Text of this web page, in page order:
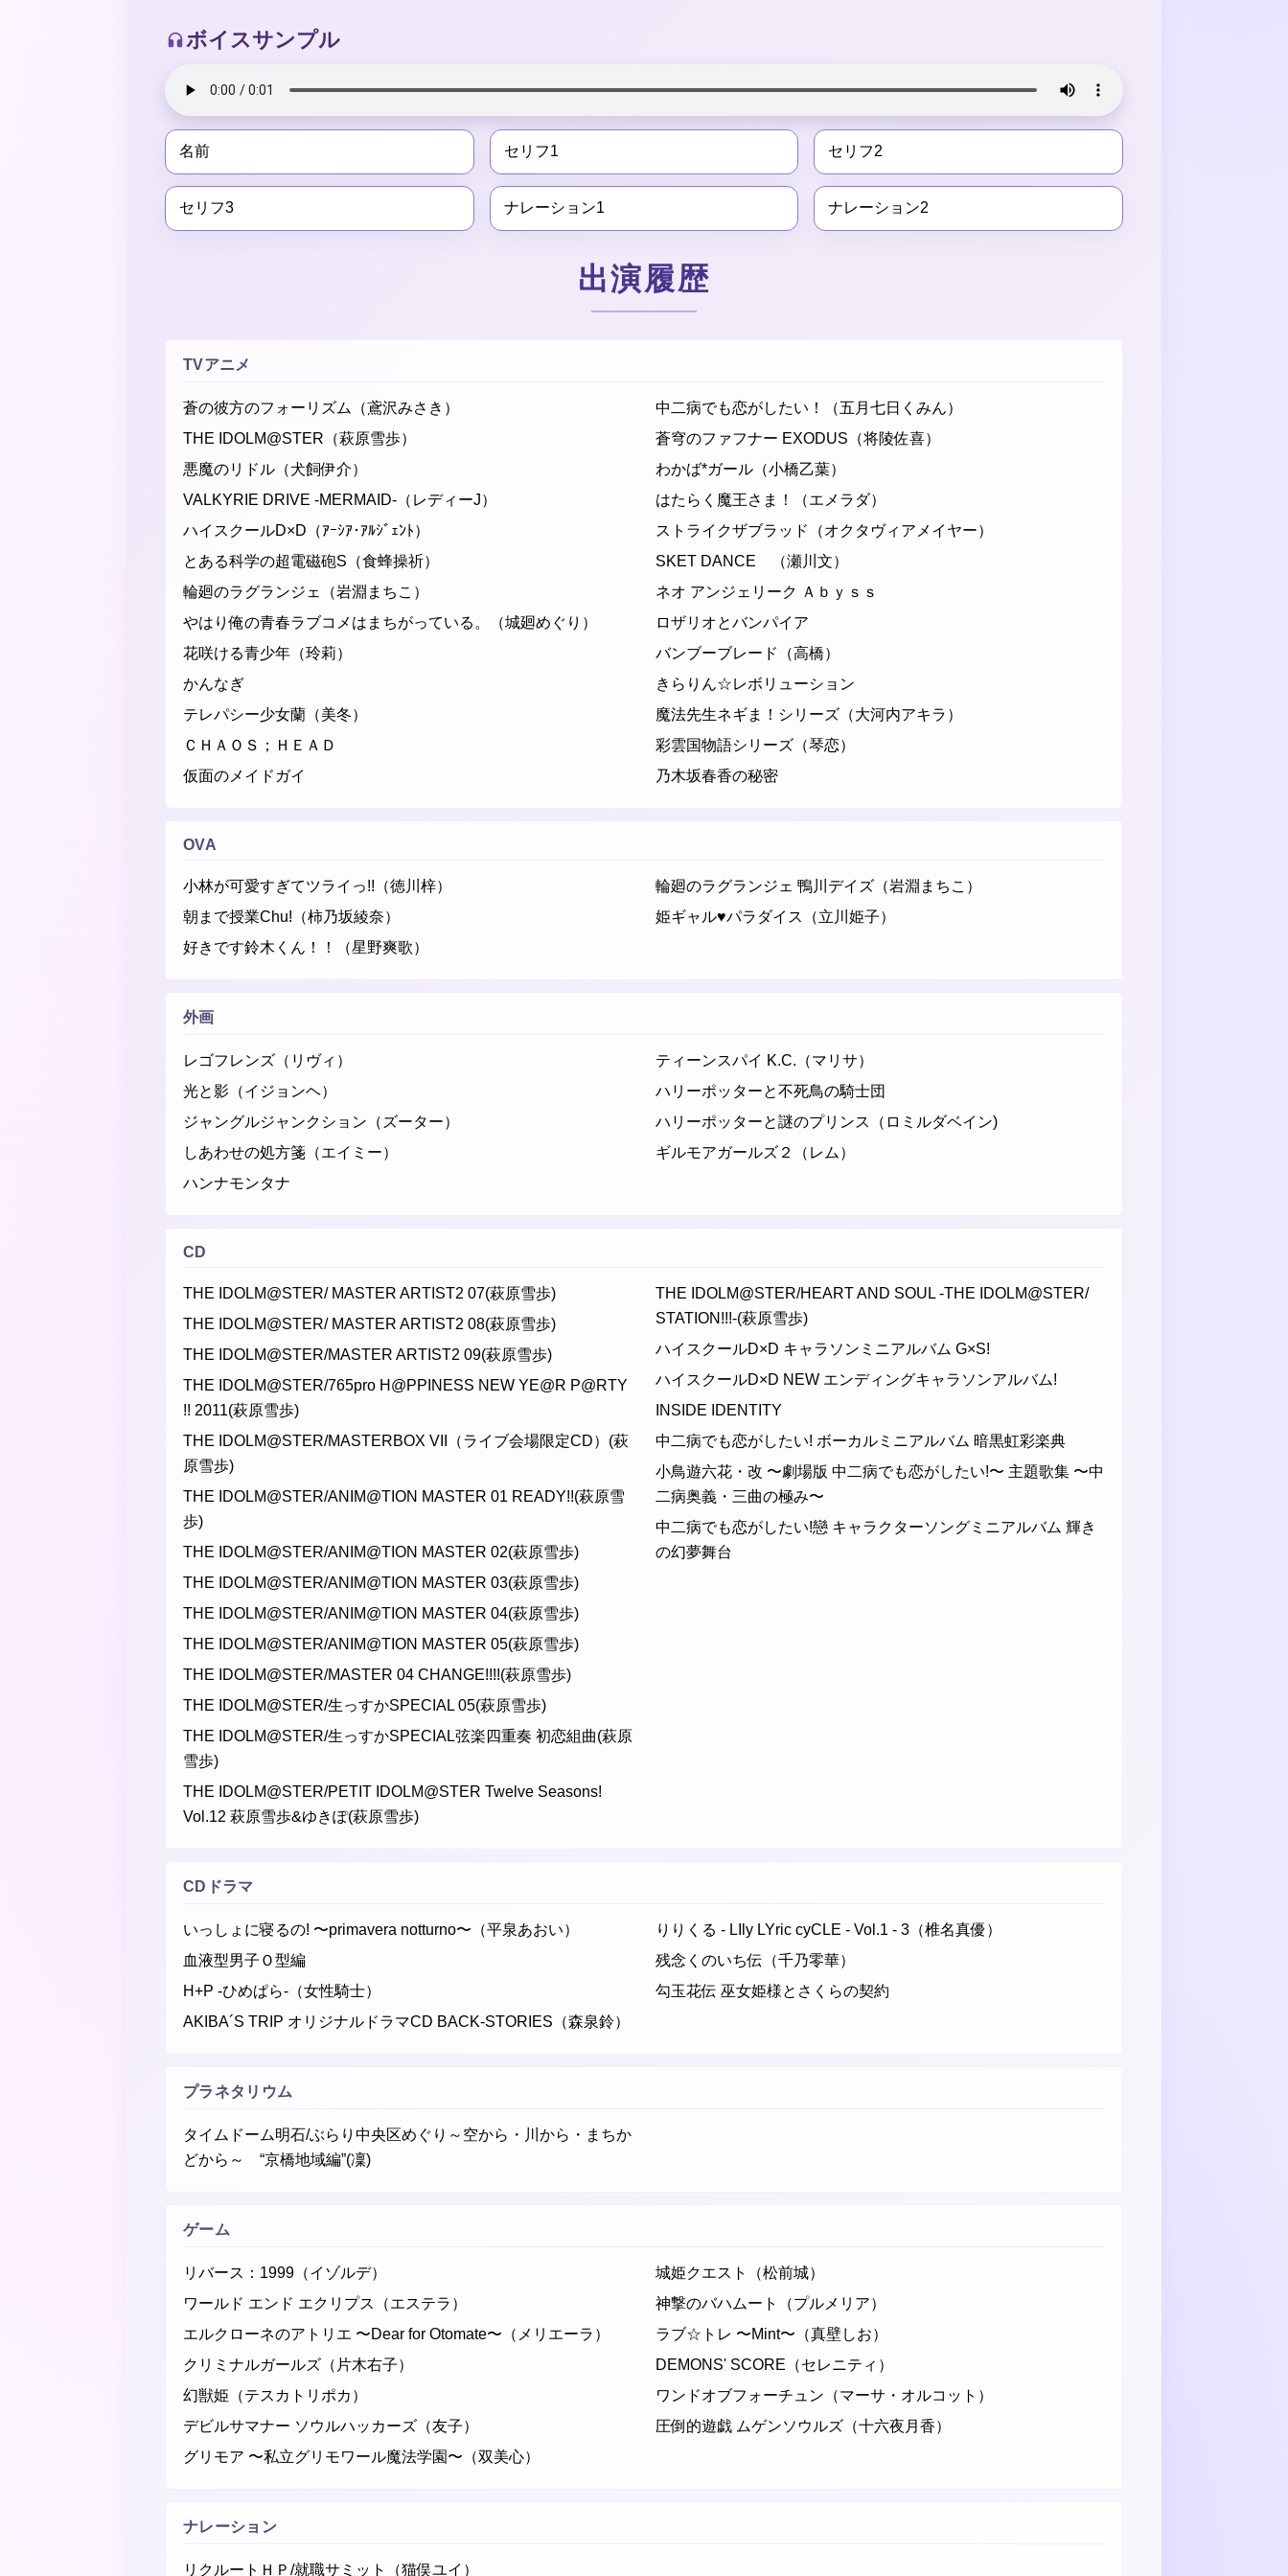
ボイスサンプル
名前 セリフ1 セリフ2
セリフ3 ナレーション1 ナレーション2
出演履歴
TVアニメ
蒼の彼方のフォーリズム（鳶沢みさき）
THE IDOLM@STER（萩原雪歩）
悪魔のリドル（犬飼伊介）
VALKYRIE DRIVE -MERMAID-（レディーJ）
ハイスクールD×D（ｱｰｼｱ･ｱﾙｼﾞｪﾝﾄ）
とある科学の超電磁砲S（食蜂操祈）
輪廻のラグランジェ（岩淵まちこ）
やはり俺の青春ラブコメはまちがっている。（城廻めぐり）
花咲ける青少年（玲莉）
かんなぎ
テレパシー少女蘭（美冬）
ＣＨＡＯＳ；ＨＥＡＤ
仮面のメイドガイ
中二病でも恋がしたい！（五月七日くみん）
蒼穹のファフナー EXODUS（将陵佐喜）
わかば*ガール（小橋乙葉）
はたらく魔王さま！（エメラダ）
ストライクザブラッド（オクタヴィアメイヤー）
SKET DANCE （瀬川文）
ネオ アンジェリーク Ａｂｙｓｓ
ロザリオとバンパイア
バンブーブレード（高橋）
きらりん☆レボリューション
魔法先生ネギま！シリーズ（大河内アキラ）
彩雲国物語シリーズ（琴恋）
乃木坂春香の秘密
OVA
小林が可愛すぎてツライっ!!（徳川梓）
朝まで授業Chu!（柿乃坂綾奈）
好きです鈴木くん！！（星野爽歌）
輪廻のラグランジェ 鴨川デイズ（岩淵まちこ）
姫ギャル♥パラダイス（立川姫子）
外画
レゴフレンズ（リヴィ）
光と影（イジョンヘ）
ジャングルジャンクション（ズーター）
しあわせの処方箋（エイミー）
ハンナモンタナ
ティーンスパイ K.C.（マリサ）
ハリーポッターと不死鳥の騎士団
ハリーポッターと謎のプリンス（ロミルダベイン)
ギルモアガールズ２（レム）
CD
THE IDOLM@STER/ MASTER ARTIST2 07(萩原雪歩)
THE IDOLM@STER/ MASTER ARTIST2 08(萩原雪歩)
THE IDOLM@STER/MASTER ARTIST2 09(萩原雪歩)
THE IDOLM@STER/765pro H@PPINESS NEW YE@R P@RTY
!! 2011(萩原雪歩)
THE IDOLM@STER/MASTERBOX VII（ライブ会場限定CD）(萩
原雪歩)
THE IDOLM@STER/ANIM@TION MASTER 01 READY!!(萩原雪
歩)
THE IDOLM@STER/ANIM@TION MASTER 02(萩原雪歩)
THE IDOLM@STER/ANIM@TION MASTER 03(萩原雪歩)
THE IDOLM@STER/ANIM@TION MASTER 04(萩原雪歩)
THE IDOLM@STER/ANIM@TION MASTER 05(萩原雪歩)
THE IDOLM@STER/MASTER 04 CHANGE!!!!(萩原雪歩)
THE IDOLM@STER/生っすかSPECIAL 05(萩原雪歩)
THE IDOLM@STER/生っすかSPECIAL弦楽四重奏 初恋組曲(萩原
雪歩)
THE IDOLM@STER/PETIT IDOLM@STER Twelve Seasons!
Vol.12 萩原雪歩&ゆきぽ(萩原雪歩)
THE IDOLM@STER/HEART AND SOUL -THE IDOLM@STER/
STATION!!!-(萩原雪歩)
ハイスクールD×D キャラソンミニアルバム G×S!
ハイスクールD×D NEW エンディングキャラソンアルバム!
INSIDE IDENTITY
中二病でも恋がしたい! ボーカルミニアルバム 暗黒虹彩楽典
小鳥遊六花・改 〜劇場版 中二病でも恋がしたい!〜 主題歌集 〜中
二病奥義・三曲の極み〜
中二病でも恋がしたい!戀 キャラクターソングミニアルバム 輝き
の幻夢舞台
CDドラマ
いっしょに寝るの! 〜primavera notturno〜（平泉あおい）
血液型男子Ｏ型編
H+P -ひめぱら-（女性騎士）
AKIBA´S TRIP オリジナルドラマCD BACK-STORIES（森泉鈴）
りりくる - LIly LYric cyCLE - Vol.1 - 3（椎名真優）
残念くのいち伝（千乃零華）
勾玉花伝 巫女姫様とさくらの契約
プラネタリウム
タイムドーム明石/ぶらり中央区めぐり～空から・川から・まちか
どから～ “京橋地域編”(凜)
ゲーム
リバース：1999（イゾルデ）
ワールド エンド エクリプス（エステラ）
エルクローネのアトリエ 〜Dear for Otomate〜（メリエーラ）
クリミナルガールズ（片木右子）
幻獣姫（テスカトリポカ）
デビルサマナー ソウルハッカーズ（友子）
グリモア 〜私立グリモワール魔法学園〜（双美心）
城姫クエスト（松前城）
神撃のバハムート（プルメリア）
ラブ☆トレ 〜Mint〜（真壁しお）
DEMONS' SCORE（セレニティ）
ワンドオブフォーチュン（マーサ・オルコット）
圧倒的遊戯 ムゲンソウルズ（十六夜月香）
ナレーション
リクルートＨＰ/就職サミット（猫俣ユイ）